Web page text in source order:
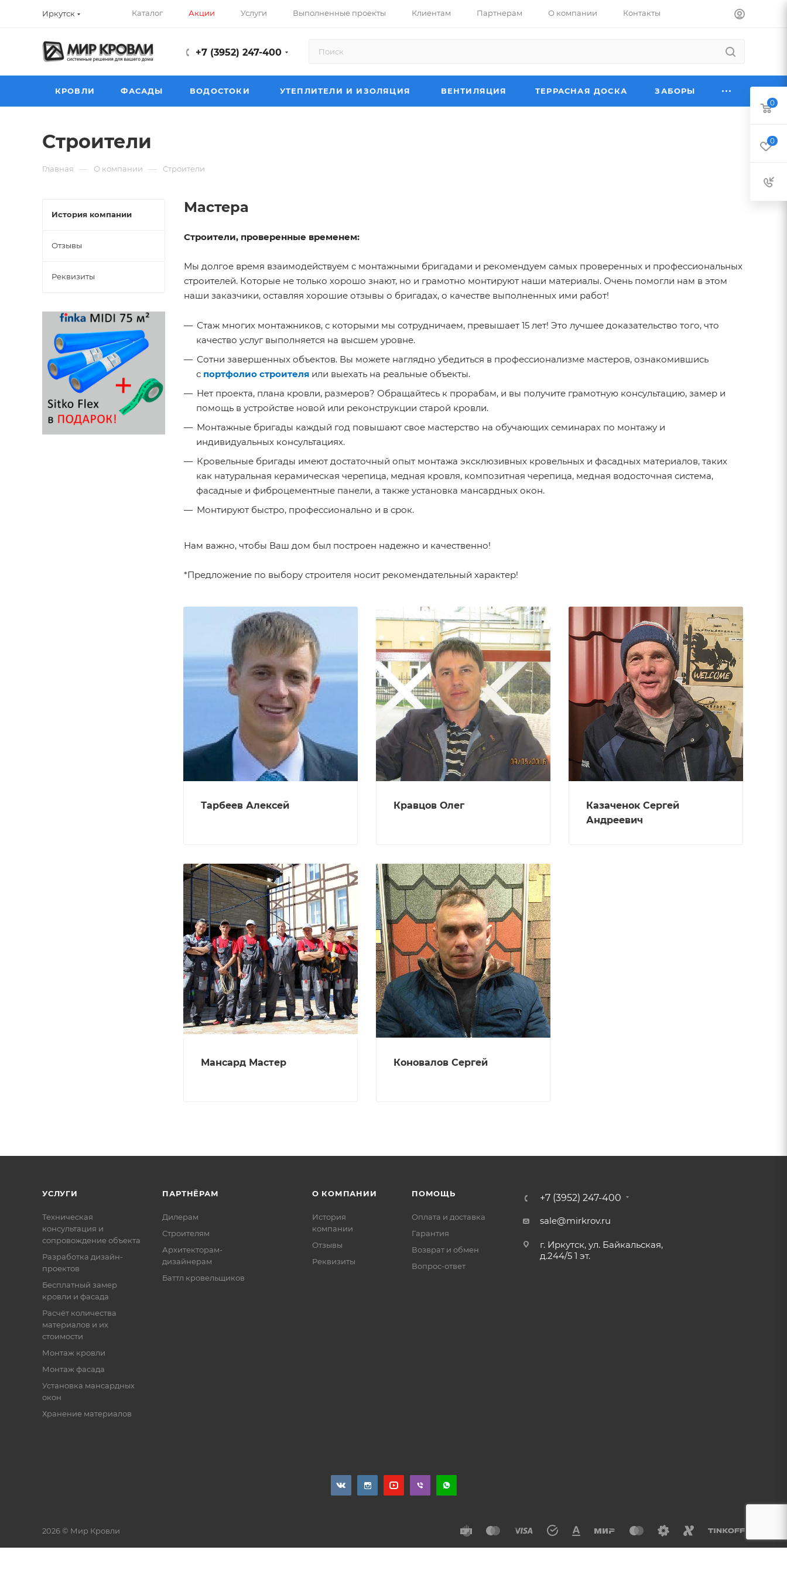
Иркутск Каталог Акции Услуги Выполненные проекты Клиентам Партнерам О компании Контакты
+7 (3952) 247-400
КРОВЛИ ФАСАДЫ ВОДОСТОКИ УТЕПЛИТЕЛИ И ИЗОЛЯЦИЯ ВЕНТИЛЯЦИЯ ТЕРРАСНАЯ ДОСКА ЗАБОРЫ
Cтроители
Главная — О компании — Cтроители
Мастера
Строители, проверенные временем:
Мы долгое время взаимодействуем с монтажными бригадами и рекомендуем самых проверенных и профессиональных
строителей. Которые не только хорошо знают, но и грамотно монтируют наши материалы. Очень помогли нам в этом
наши заказчики, оставляя хорошие отзывы о бригадах, о качестве выполненных ими работ!
Стаж многих монтажников, с которыми мы сотрудничаем, превышает 15 лет! Это лучшее доказательство того, что
качество услуг выполняется на высшем уровне.
Сотни завершенных объектов. Вы можете наглядно убедиться в профессионализме мастеров, ознакомившись
с портфолио строителя или выехать на реальные объекты.
Нет проекта, плана кровли, размеров? Обращайтесь к прорабам, и вы получите грамотную консультацию, замер и
помощь в устройстве новой или реконструкции старой кровли.
Монтажные бригады каждый год повышают свое мастерство на обучающих семинарах по монтажу и
индивидуальных консультациях.
Кровельные бригады имеют достаточный опыт монтажа эксклюзивных кровельных и фасадных материалов, таких
как натуральная керамическая черепица, медная кровля, композитная черепица, медная водосточная система,
фасадные и фиброцементные панели, а также установка мансардных окон.
Монтируют быстро, профессионально и в срок.
Нам важно, чтобы Ваш дом был построен надежно и качественно!
*Предложение по выбору строителя носит рекомендательный характер!
Тарбеев Алексей Кравцов Олег
Казаченок Сергей
Андреевич
Мансард Мастер Коновалов Сергей
История компании
Отзывы
Реквизиты
УСЛУГИ
Техническая
консультация и
сопровождение объекта
Разработка дизайн-
проектов
Бесплатный замер
кровли и фасада
Расчёт количества
материалов и их
стоимости
Монтаж кровли
Монтаж фасада
Установка мансардных
окон
Хранение материалов
ПАРТНЁРАМ
Дилерам
Строителям
Архитекторам-
дизайнерам
Баттл кровельщиков
О КОМПАНИИ
История
компании
Отзывы
Реквизиты
ПОМОЩЬ
Оплата и доставка
Гарантия
Возврат и обмен
Вопрос-ответ
+7 (3952) 247-400
sale@mirkrov.ru
г. Иркутск, ул. Байкальская,
д.244/5 1 эт.
2026 © Мир Кровли
0
0